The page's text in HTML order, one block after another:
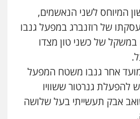
משרד עורכי דין
צווארון לבן מס הכנסה מע"מ
כלכלי עורכי דין לענייני אסירים
המיוחס לשני הנאשמים,
של רוזנברג במפעל גנבו
במשקל של כשני טון מצדו
אחר גנבו משטח המפעל
להפעלת גנרטור ששוויו
ושואב אבק תעשייתי בעל שלושה